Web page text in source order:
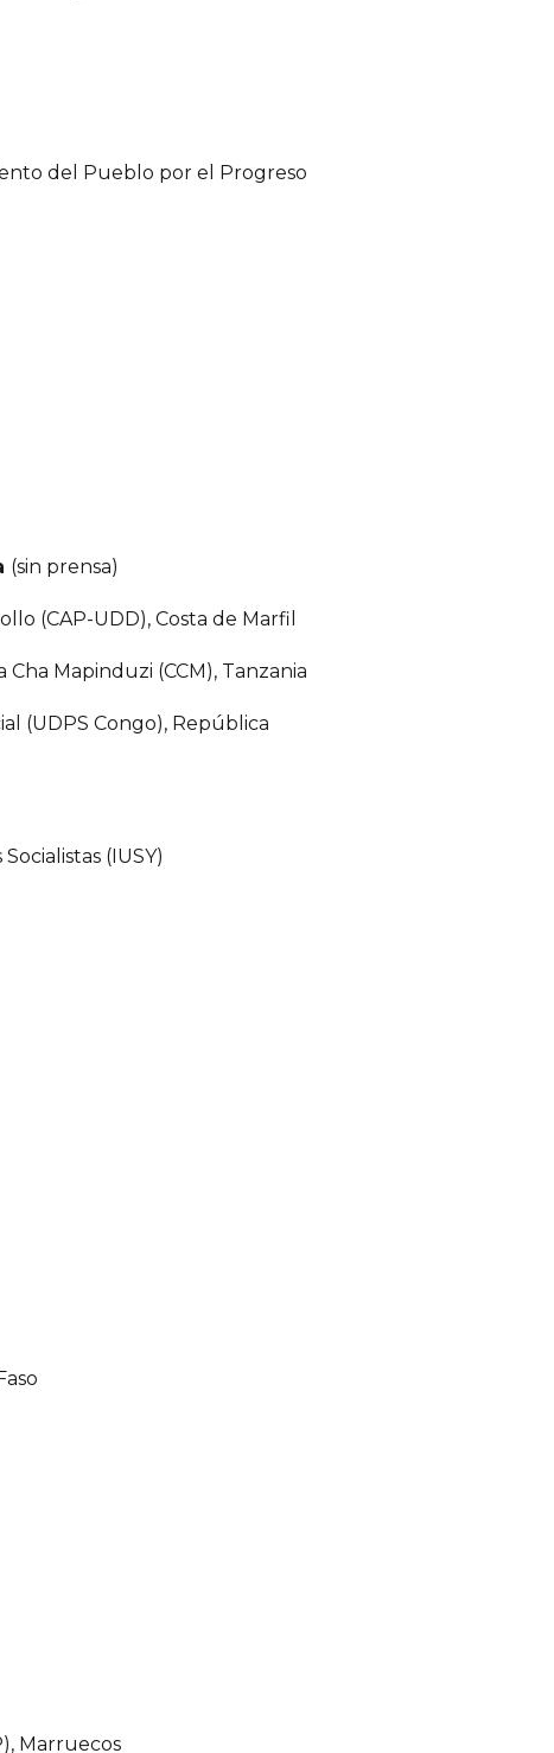
del Pueblo por el Progreso
(sin prensa)
(CAP-UDD), Costa de Marfil
Mapinduzi (CCM), Tanzania
(UDPS Congo), República
(IUSY)
Marruecos